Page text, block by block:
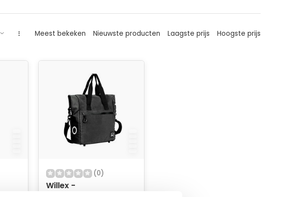
Meest bekeken Nieuwste producten Laagste prijs Hoogste prijs
(0)
Willex -